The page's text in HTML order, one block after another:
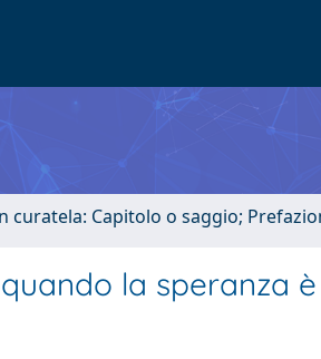
curatela: Capitolo o saggio;
la speranza